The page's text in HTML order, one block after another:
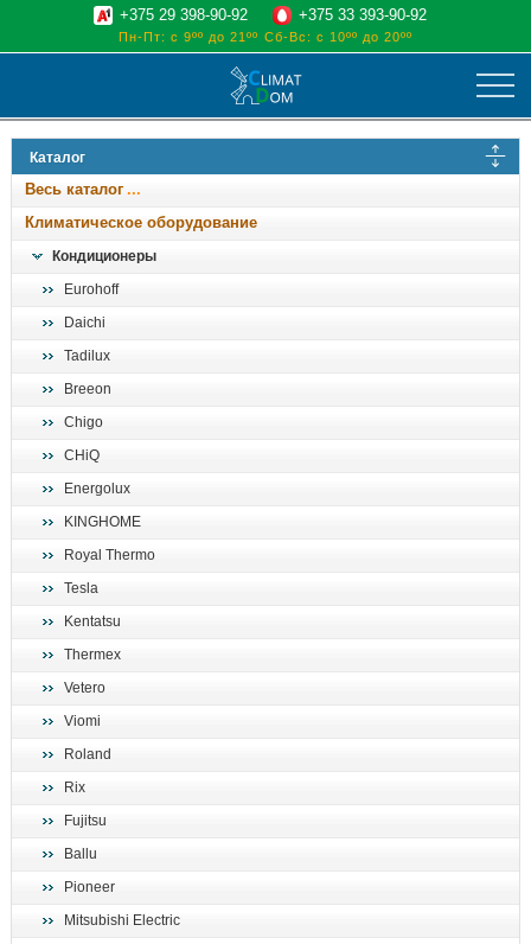
климат
отопительные котлы
водоснабжение
+375 29 398-90-92 +375 33 393-90-92
Пн-Пт: с 9ºº до 21ºº Сб-Вс: с 10ºº до 20ºº
Каталог
Весь каталог
Климатическое оборудование
Кондиционеры
Eurohoff
Daichi
Tadilux
Breeon
Chigo
CHiQ
Energolux
KINGHOME
Royal Thermo
Tesla
Kentatsu
Thermex
Vetero
Viomi
Roland
Rix
Fujitsu
Ballu
Pioneer
Mitsubishi Electric